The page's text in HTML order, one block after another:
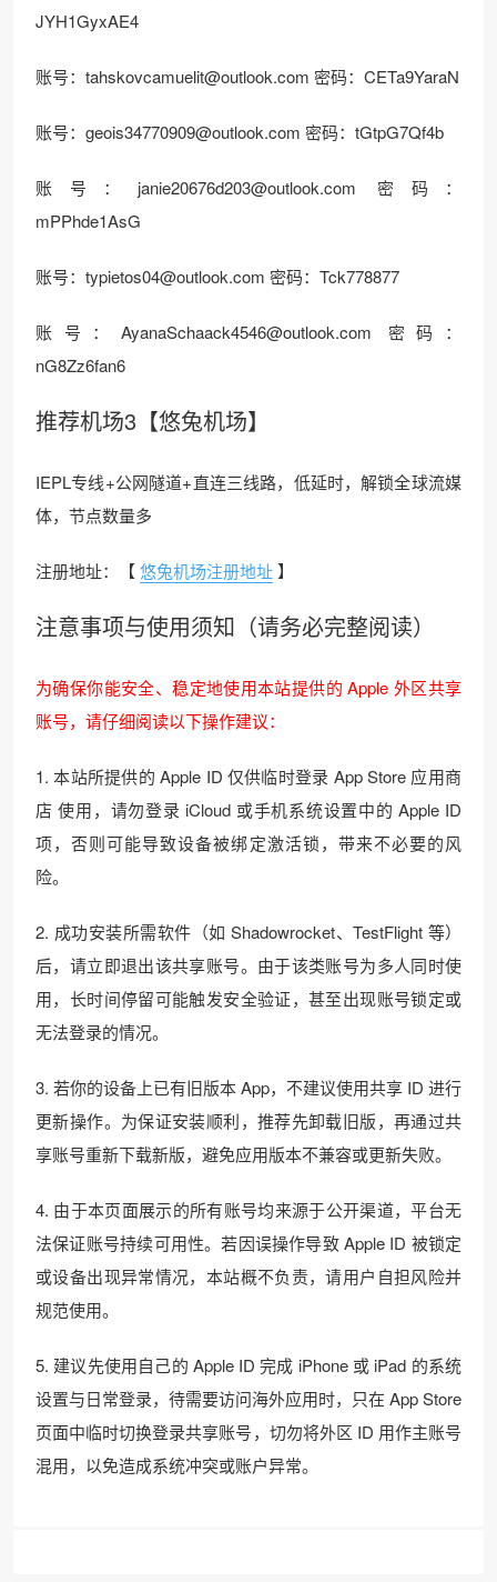
JYH1GyxAE4
账号：tahskovcamuelit@outlook.com 密码：CETa9YaraN
账号：geois34770909@outlook.com 密码：tGtpG7Qf4b
账号：janie20676d203@outlook.com 密码：
mPPhde1AsG
账号：typietos04@outlook.com 密码：Tck778877
账号：AyanaSchaack4546@outlook.com 密码：
nG8Zz6fan6
推荐机场3【悠兔机场】
IEPL专线+公网隧道+直连三线路，低延时，解锁全球流媒
体，节点数量多
注册地址：【悠兔机场注册地址】
注意事项与使用须知（请务必完整阅读）
为确保你能安全、稳定地使用本站提供的 Apple 外区共享
账号，请仔细阅读以下操作建议：
1. 本站所提供的 Apple ID 仅供临时登录 App Store 应用商
店 使用，请勿登录 iCloud 或手机系统设置中的 Apple ID
项，否则可能导致设备被绑定激活锁，带来不必要的风
险。
2. 成功安装所需软件（如 Shadowrocket、TestFlight 等）
后，请立即退出该共享账号。由于该类账号为多人同时使
用，长时间停留可能触发安全验证，甚至出现账号锁定或
无法登录的情况。
3. 若你的设备上已有旧版本 App，不建议使用共享 ID 进行
更新操作。为保证安装顺利，推荐先卸载旧版，再通过共
享账号重新下载新版，避免应用版本不兼容或更新失败。
4. 由于本页面展示的所有账号均来源于公开渠道，平台无
法保证账号持续可用性。若因误操作导致 Apple ID 被锁定
或设备出现异常情况，本站概不负责，请用户自担风险并
规范使用。
5. 建议先使用自己的 Apple ID 完成 iPhone 或 iPad 的系统
设置与日常登录，待需要访问海外应用时，只在 App Store
页面中临时切换登录共享账号，切勿将外区 ID 用作主账号
混用，以免造成系统冲突或账户异常。